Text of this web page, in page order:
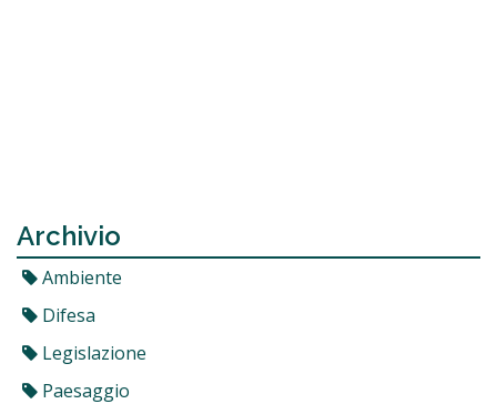
Archivio
Ambiente
Difesa
Legislazione
Paesaggio